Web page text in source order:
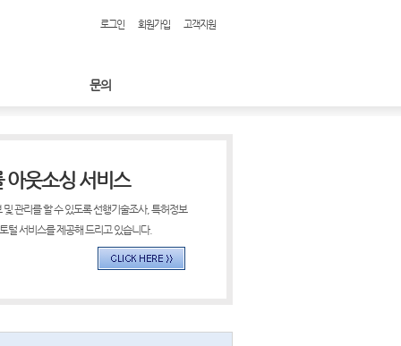
로그인 회원가입 고객지원
문의
아웃소싱 서비스
관리를 할 수 있도록 선행기술조사, 특허정보
털 서비스를 제공해 드리고 있습니다.